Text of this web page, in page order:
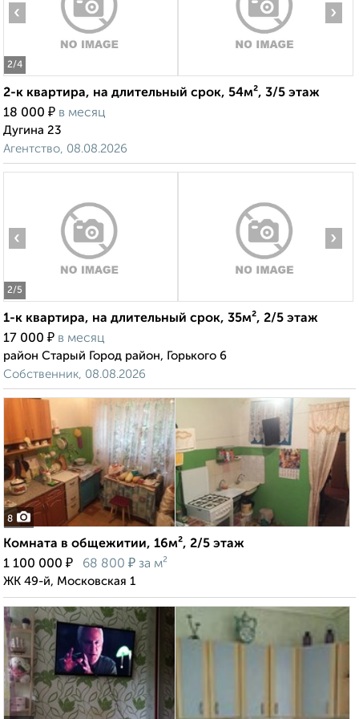
2/4
‹ ›
2-к квартира, на длительный срок, 54м², 3/5 этаж
18 000 ₽ в месяц
Дугина 23
Агентство, 08.08.2026
2/5
‹ ›
1-к квартира, на длительный срок, 35м², 2/5 этаж
17 000 ₽ в месяц
район Старый Город район, Горького 6
Собственник, 08.08.2026
8
Комната в общежитии, 16м², 2/5 этаж
1 100 000 ₽ 68 800 ₽ за м²
ЖК 49-й, Московская 1